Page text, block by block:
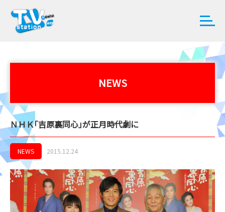
NEWS
ＮＨＫ｢吉原裏同心｣が正月時代劇に
NEWS 2015.12.24